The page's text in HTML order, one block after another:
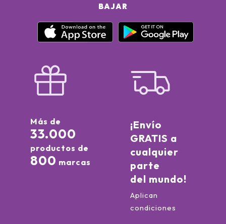
BAJAR
Más de
33.000
productos de
800 marcas
¡Envío
GRATIS a
cualquier
parte
del mundo!
Aplican
condiciones